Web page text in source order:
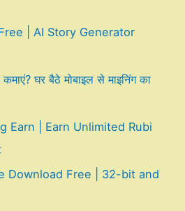
| AI Story Generator
घर बैठे मोबाइल से माइनिंग का
Earn | Earn Unlimited Rubi
Download Free | 32-bit and